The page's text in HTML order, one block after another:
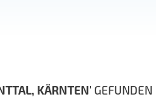
KÄRNTEN' GEFUNDEN